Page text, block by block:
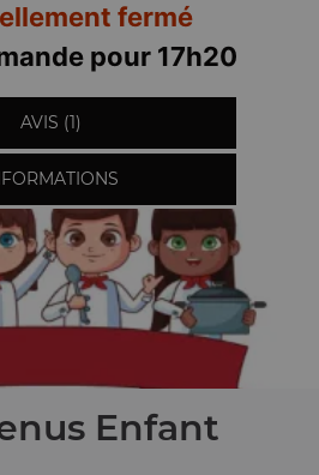
fermé
pour 17h20
AVIS (1)
Enfant